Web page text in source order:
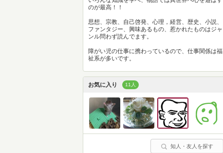
のが最高！！
思想、宗教、自己啓発、心理，経営、歴史、小説、
ファンタジー、興味あるもの、惹かれたものはジャ
ンル問わず読んでます。
障がい児の仕事に携わっているので、仕事関係は福
祉系が多いです。
お気に入り 11人
知人・友人を探す